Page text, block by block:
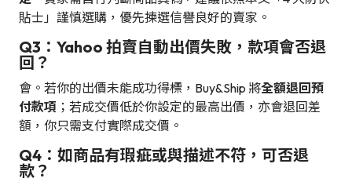
貼士」謹慎選購，優先揀選信譽良好的賣家。
Q3：Yahoo 拍賣自動出價失敗，款項會否退
回？
會。若你的出價未能成功得標，Buy&Ship 將全額退回預
付款項 ；若成交價低於你設定的最高出價，亦會退回差
額，你只需支付實際成交價。
Q4：如商品有瑕疵或與描述不符，可否退
款？